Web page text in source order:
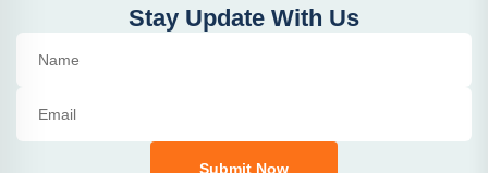
Stay Update With Us
Submit Now